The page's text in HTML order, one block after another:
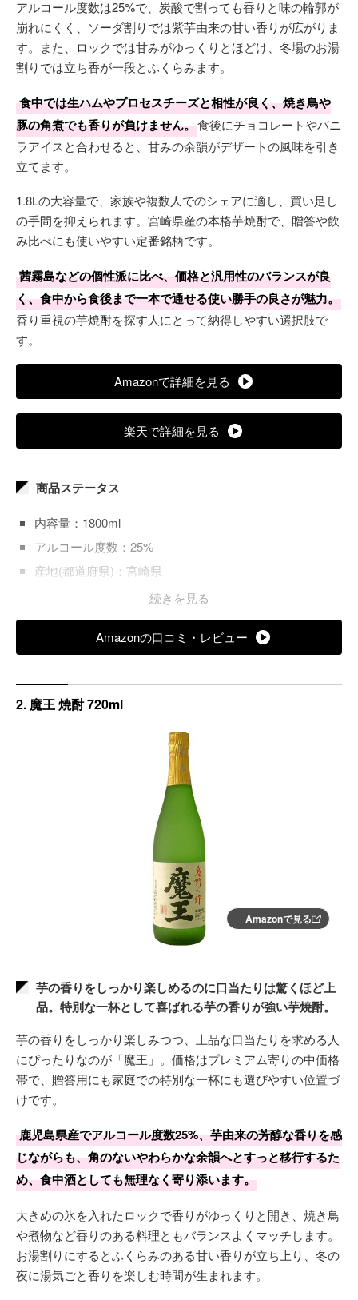
アルコール度数は25%で、炭酸で割っても香りと味の輪郭が
崩れにくく、ソーダ割りでは紫芋由来の甘い香りが広がりま
す。また、ロックでは甘みがゆっくりとほどけ、冬場のお湯
割りでは立ち香が一段とふくらみます。
食中では生ハムやプロセスチーズと相性が良く、焼き鳥や
豚の角煮でも香りが負けません。食後にチョコレートやバニ
ラアイスと合わせると、甘みの余韻がデザートの風味を引き
立てます。
1.8Lの大容量で、家族や複数人でのシェアに適し、買い足し
の手間を抑えられます。宮崎県産の本格芋焼酎で、贈答や飲
み比べにも使いやすい定番銘柄です。
茜霧島などの個性派に比べ、価格と汎用性のバランスが良
く、食中から食後まで一本で通せる使い勝手の良さが魅力。
香り重視の芋焼酎を探す人にとって納得しやすい選択肢で
す。
Amazonで詳細を見る
楽天で詳細を見る
商品ステータス
内容量：1800ml
アルコール度数：25%
産地(都道府県)：宮崎県
おすすめの飲み方：炭酸割り
原材料：紫芋「ムラサキマサリ」
続きを見る
Amazonの口コミ・レビュー
2. 魔王 焼酎 720ml
Amazonで見る
芋の香りをしっかり楽しめるのに口当たりは驚くほど上
品。特別な一杯として喜ばれる芋の香りが強い芋焼酎。
芋の香りをしっかり楽しみつつ、上品な口当たりを求める人
にぴったりなのが「魔王」。価格はプレミアム寄りの中価格
帯で、贈答用にも家庭での特別な一杯にも選びやすい位置づ
けです。
鹿児島県産でアルコール度数25%、芋由来の芳醇な香りを感
じながらも、角のないやわらかな余韻へとすっと移行するた
め、食中酒としても無理なく寄り添います。
大きめの氷を入れたロックで香りがゆっくりと開き、焼き鳥
や煮物など香りのある料理ともバランスよくマッチします。
お湯割りにするとふくらみのある甘い香りが立ち上り、冬の
夜に湯気ごと香りを楽しむ時間が生まれます。